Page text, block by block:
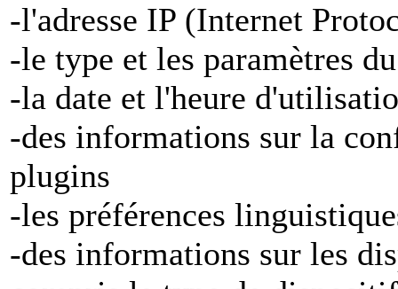
-l'adresse IP (Internet
-le type et les paramètres
-la date et l'heure
-des informations sur la
plugins
-les préférences
-des informations sur les